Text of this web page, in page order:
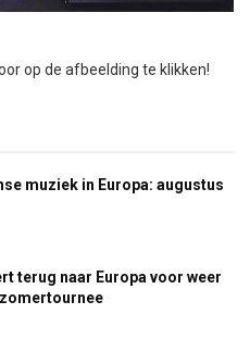
op de afbeelding te klikken!
muziek in Europa: augustus
terug naar Europa voor weer